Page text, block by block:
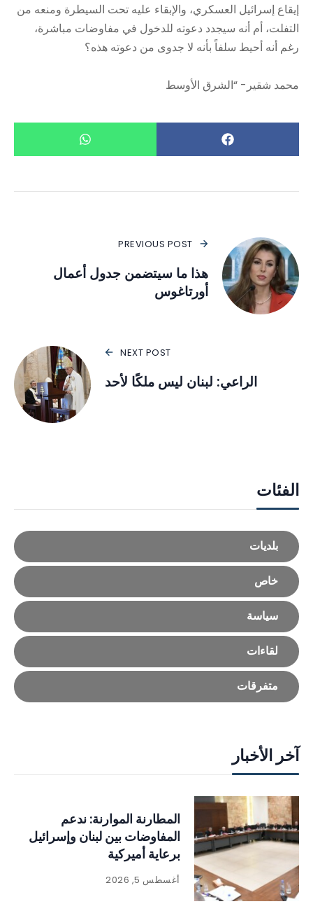
إيقاع إسرائيل العسكري، والإبقاء عليه تحت السيطرة ومنعه من
التفلت، أم أنه سيجدد دعوته للدخول في مفاوضات مباشرة،
رغم أنه أحيط سلفاً بأنه لا جدوى من دعوته هذه؟
محمد شقير- “الشرق الأوسط
PREVIOUS POST
هذا ما سيتضمن جدول أعمال
أورتاغوس
NEXT POST
الراعي: لبنان ليس ملكًا لأحد
الفئات
بلديات
خاص
سياسة
لقاءات
متفرقات
آخر الأخبار
المطارنة الموارنة: ندعم
المفاوضات بين لبنان وإسرائيل
برعاية أميركية
أغسطس 5, 2026